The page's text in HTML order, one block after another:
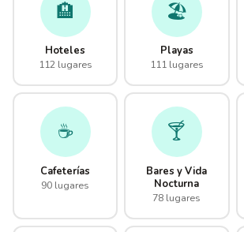
🏨
Hoteles
112 lugares
🏖️
Playas
111 lugares
☕
Cafeterías
90 lugares
🍸
Bares y Vida
Nocturna
78 lugares